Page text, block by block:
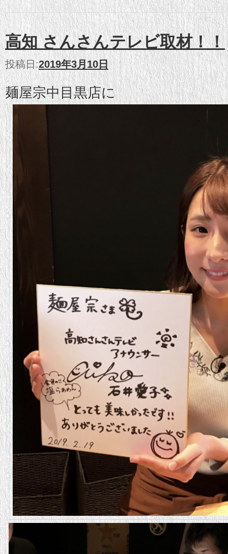
高知 さんさんテレビ取材！！
投稿日:2019年3月10日
麺屋宗中目黒店に